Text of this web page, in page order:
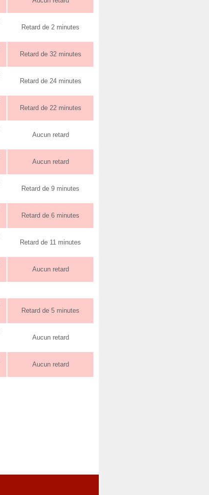
Retard de 2 minutes
Retard de 32 minutes
Retard de 24 minutes
Retard de 22 minutes
Aucun retard
Aucun retard
Retard de 9 minutes
Retard de 6 minutes
Retard de 11 minutes
Aucun retard
Retard de 5 minutes
Aucun retard
Aucun retard